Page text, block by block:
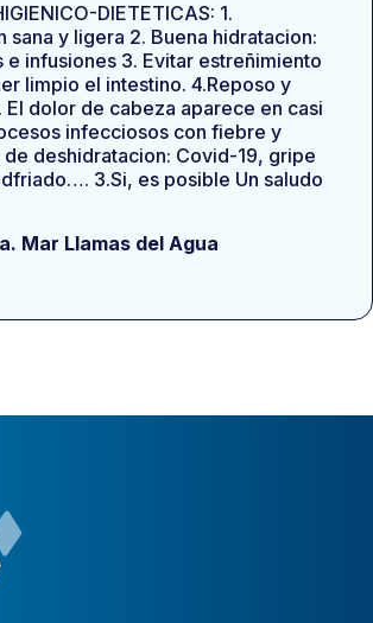
DIETETICAS: 1.
sana y ligera 2. Buena hidratacion:
e infusiones 3. Evitar estreñimiento
limpio el intestino. 4.Reposo y
El dolor de cabeza aparece en casi
infecciosos con fiebre y
deshidratacion: Covid-19, gripe
3.Si, es posible Un saludo
Mar Llamas del Agua